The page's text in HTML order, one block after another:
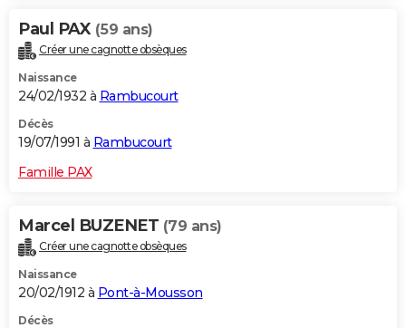
Paul PAX (59 ans)
Créer une cagnotte obsèques
Naissance
24/02/1932 à Rambucourt
Décès
19/07/1991 à Rambucourt
Famille PAX
Marcel BUZENET (79 ans)
Créer une cagnotte obsèques
Naissance
20/02/1912 à Pont-à-Mousson
Décès